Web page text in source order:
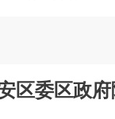
区委区政